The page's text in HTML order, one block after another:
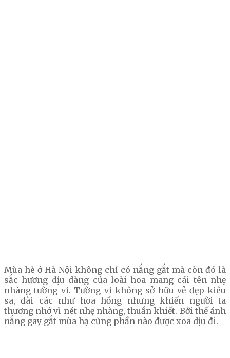
Mùa hè ở Hà Nội không chỉ có nắng gắt mà còn đó là
sắc hương dịu dàng của loài hoa mang cái tên nhẹ
nhàng tường vi. Tường vi không sở hữu vẻ đẹp kiêu
sa, đài các như hoa hồng nhưng khiến người ta
thương nhớ vì nét nhẹ nhàng, thuần khiết. Bởi thế ánh
nắng gay gắt mùa hạ cũng phần nào được xoa dịu đi.